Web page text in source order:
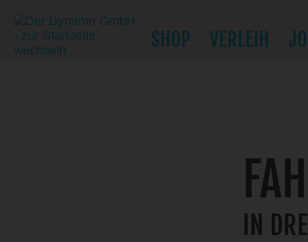
SHOP VERLEIH
IN